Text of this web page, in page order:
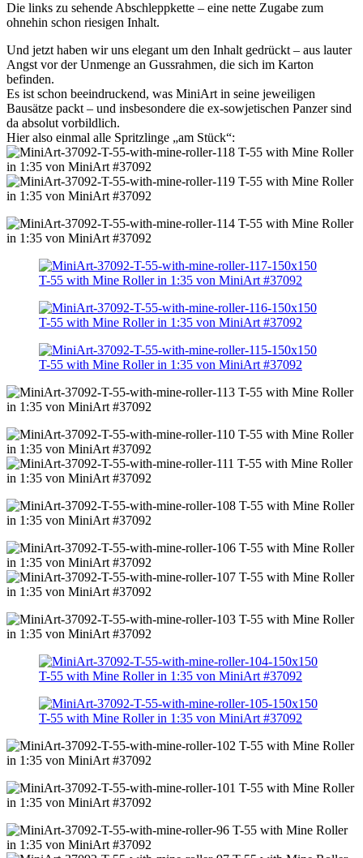
Die links zu sehende Abschleppkette – eine nette Zugabe zum
ohnehin schon riesigen Inhalt.
Und jetzt haben wir uns elegant um den Inhalt gedrückt – aus lauter
Angst vor der Unmenge an Gussrahmen, die sich im Karton
befinden.
Es ist schon beeindruckend, was MiniArt in seine jeweiligen
Bausätze packt – und insbesondere die ex-sowjetischen Panzer sind
da absolut vorbildlich.
Hier also einmal alle Spritzlinge „am Stück“: